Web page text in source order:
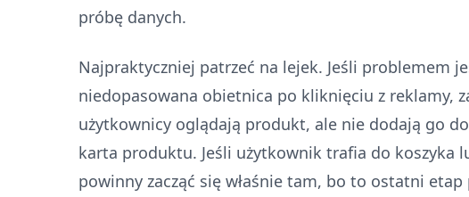
próbę danych.
Najpraktyczniej patrzeć na lejek. Jeśli problemem
niedopasowana obietnica po kliknięciu z reklamy,
użytkownicy oglądają produkt, ale nie dodają go
karta produktu. Jeśli użytkownik trafia do koszyka
powinny zacząć się właśnie tam, bo to ostatni